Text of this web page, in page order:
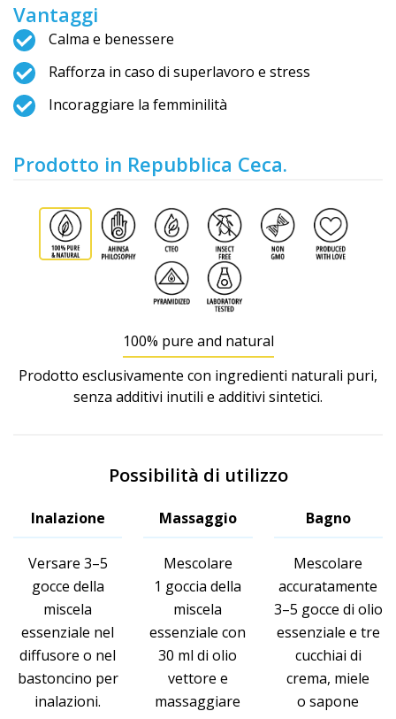
Vantaggi
Calma e benessere
Rafforza in caso di superlavoro e stress
Incoraggiare la femminilità
Prodotto in Repubblica Ceca.
100% pure and natural
Prodotto esclusivamente con ingredienti naturali puri,
senza additivi inutili e additivi sintetici.
Possibilità di utilizzo
Inalazione
Versare 3–5
gocce della
miscela
essenziale nel
diffusore o nel
bastoncino per
inalazioni.
Massaggio
Mescolare
1 goccia della
miscela
essenziale con
30 ml di olio
vettore e
massaggiare
Bagno
Mescolare
accuratamente
3–5 gocce di olio
essenziale e tre
cucchiai di
crema, miele
o sapone